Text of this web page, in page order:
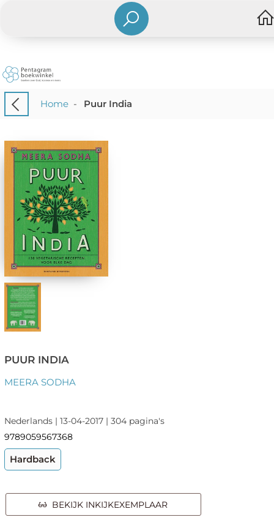
Home- Puur India
PUUR INDIA
MEERA SODHA
Nederlands | 13-04-2017 | 304 pagina's
9789059567368
Hardback
BEKIJK INKIJKEXEMPLAAR